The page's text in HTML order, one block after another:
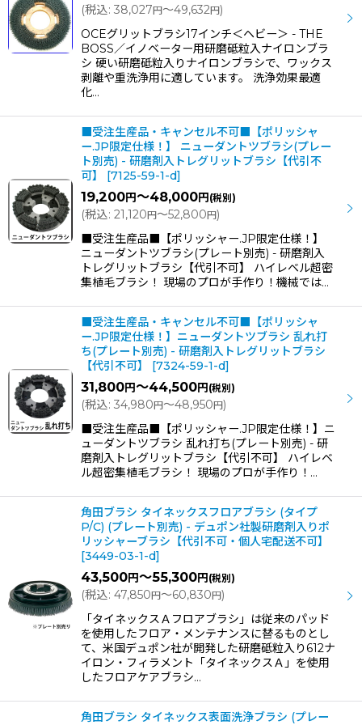
(税込: 38,027円～49,632円)
OCEグリットブラシ17インチ＜ヘビー＞ - THE
BOSS／イノベーター用研磨砥粒入ナイロンブラ
シ 硬い研磨砥粒入りナイロンブラシで、ワックス
剥離や重洗浄用に適しています。 洗浄効果最適
化…
■受注生産品・キャンセル不可■【ポリッシャ
ー.JP限定仕様！】 ニューダントツブラシ(プレー
ト別売) - 研磨剤入トレグリットブラシ【代引不
可】
[7125-59-1-d]
19,200円～48,000円 (税別)
(税込: 21,120円～52,800円)
■受注生産品■【ポリッシャー.JP限定仕様！】
ニューダントツブラシ(プレート別売) - 研磨剤入
トレグリットブラシ【代引不可】 ハイレベル超密
集植毛ブラシ！ 現場のプロが手作り！機械では…
■受注生産品・キャンセル不可■【ポリッシャ
ー.JP限定仕様！】ニューダントツブラシ 乱れ打
ち(プレート別売) - 研磨剤入トレグリットブラシ
【代引不可】
[7324-59-1-d]
31,800円～44,500円 (税別)
(税込: 34,980円～48,950円)
■受注生産品■【ポリッシャー.JP限定仕様！】ニ
ューダントツブラシ 乱れ打ち(プレート別売) - 研
磨剤入トレグリットブラシ【代引不可】 ハイレベ
ル超密集植毛ブラシ！ 現場のプロが手作り！…
角田ブラシ タイネックスフロアブラシ (タイプ
P/C) (プレート別売) - デュポン社製研磨剤入りポ
リッシャーブラシ【代引不可・個人宅配送不可】
[3449-03-1-d]
43,500円～55,300円 (税別)
(税込: 47,850円～60,830円)
「タイネックスＡフロアブラシ」は従来のパッド
を使用したフロア・メンテナンスに替るものとし
て、米国デュポン社が開発した研磨砥粒入り612ナ
イロン・フィラメント「タイネックスＡ」を使用
したフロアケアブラシ…
角田ブラシ タイネックス表面洗浄ブラシ (プレー